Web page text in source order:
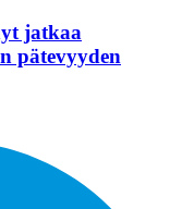
jatkaa
pätevyyden